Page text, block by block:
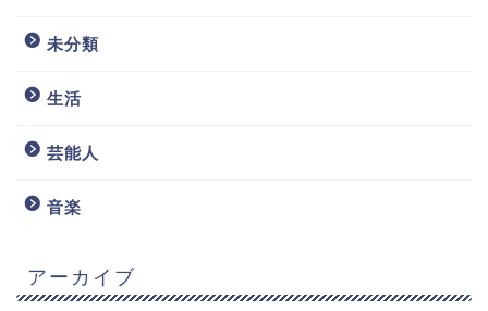
未分類
生活
芸能人
音楽
アーカイブ